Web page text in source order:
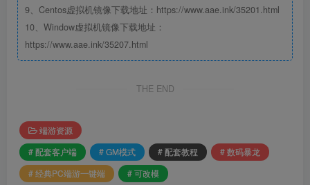
9、Centos虚拟机镜像下载地址：https://www.aae.ink/35201.html
10、Window虚拟机镜像下载地址：
https://www.aae.ink/35207.html
THE END
端游资源
# 配套客户端
# GM模式 # 配套教程
# 数码暴龙
# 经典PC端游一键端
# 可改模